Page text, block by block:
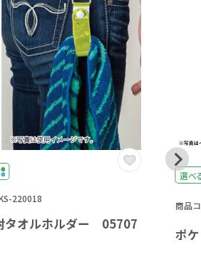
220018
タオルホルダー 05707
選べ
商品
ポ